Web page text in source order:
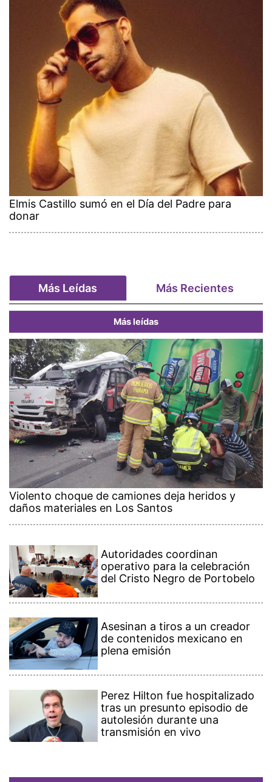
Elmis Castillo sumó en el Día del Padre para
donar
Más Leídas Más Recientes
Más leídas
Violento choque de camiones deja heridos y
daños materiales en Los Santos
Autoridades coordinan
operativo para la celebración
del Cristo Negro de Portobelo
Asesinan a tiros a un creador
de contenidos mexicano en
plena emisión
Perez Hilton fue hospitalizado
tras un presunto episodio de
autolesión durante una
transmisión en vivo